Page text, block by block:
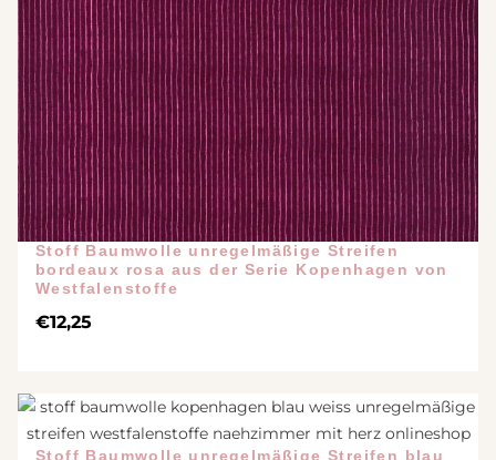
Stoff Baumwolle unregelmäßige Streifen
bordeaux rosa aus der Serie Kopenhagen von
Westfalenstoffe
€12,25
Stoff Baumwolle unregelmäßige Streifen blau